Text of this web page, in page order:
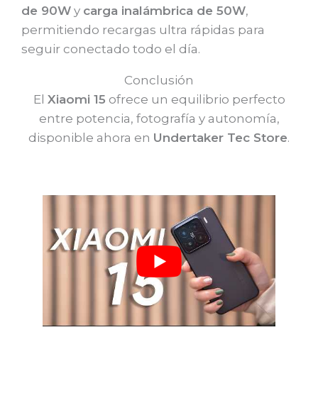
de 90W y carga inalámbrica de 50W,
permitiendo recargas ultra rápidas para
seguir conectado todo el día.
Conclusión
El Xiaomi 15 ofrece un equilibrio perfecto
entre potencia, fotografía y autonomía,
disponible ahora en Undertaker Tec Store.